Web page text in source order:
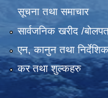
सूचना तथा समाचार
सार्वजनिक खरीद /
एन, कानुन तथा
कर तथा शुल्कहरु